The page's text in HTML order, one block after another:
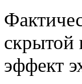
скрытой
эффект